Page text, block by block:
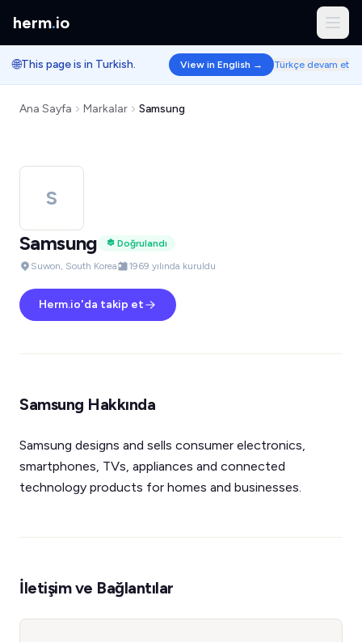
herm.io
🌐This page is in Turkish. View in English → Türkçe devam et
Ana Sayfa Markalar Samsung
S
Samsung
Doğrulandı
Suwon, South Korea
1969 yılında kuruldu
Herm.io'da takip et
Samsung Hakkında
Samsung designs and sells consumer electronics,
smartphones, TVs, appliances and connected
technology products for homes and businesses.
İletişim ve Bağlantılar